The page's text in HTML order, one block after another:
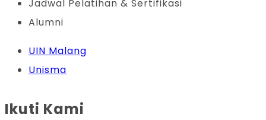
Jadwal Pelatihan & Sertifikasi
Alumni
UIN Malang
Unisma
Ikuti Kami